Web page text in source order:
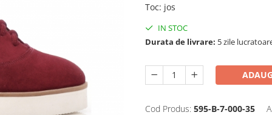
Toc: jos
IN STOC
Durata de livrare: 5 zile
Cod Produs: 595-B-7-000-35